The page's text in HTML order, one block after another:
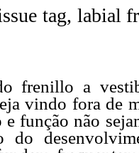
tag, labial
frenillo a
vindo fora de
e função não
do